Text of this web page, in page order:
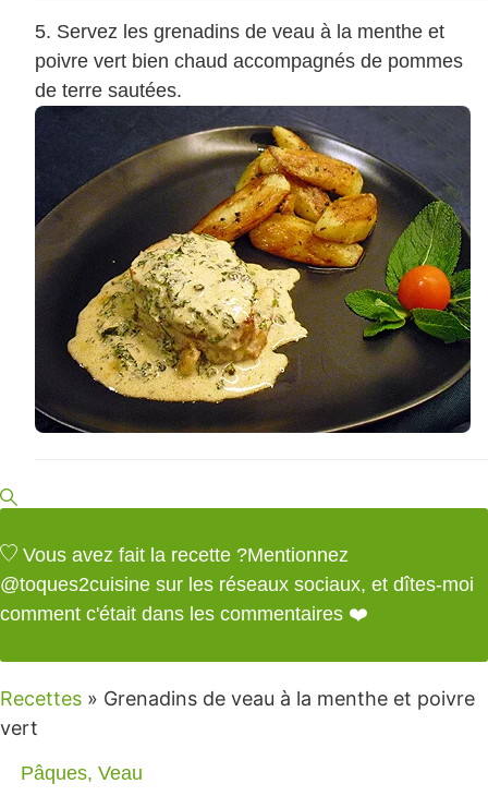
Servez les grenadins de veau à la menthe et
poivre vert bien chaud accompagnés de pommes
de terre sautées.
Vous avez fait la recette ?Mentionnez
@toques2cuisine sur les réseaux sociaux, et dîtes-moi
comment c'était dans les commentaires ❤️
Recettes » Grenadins de veau à la menthe et poivre
vert
Pâques, Veau